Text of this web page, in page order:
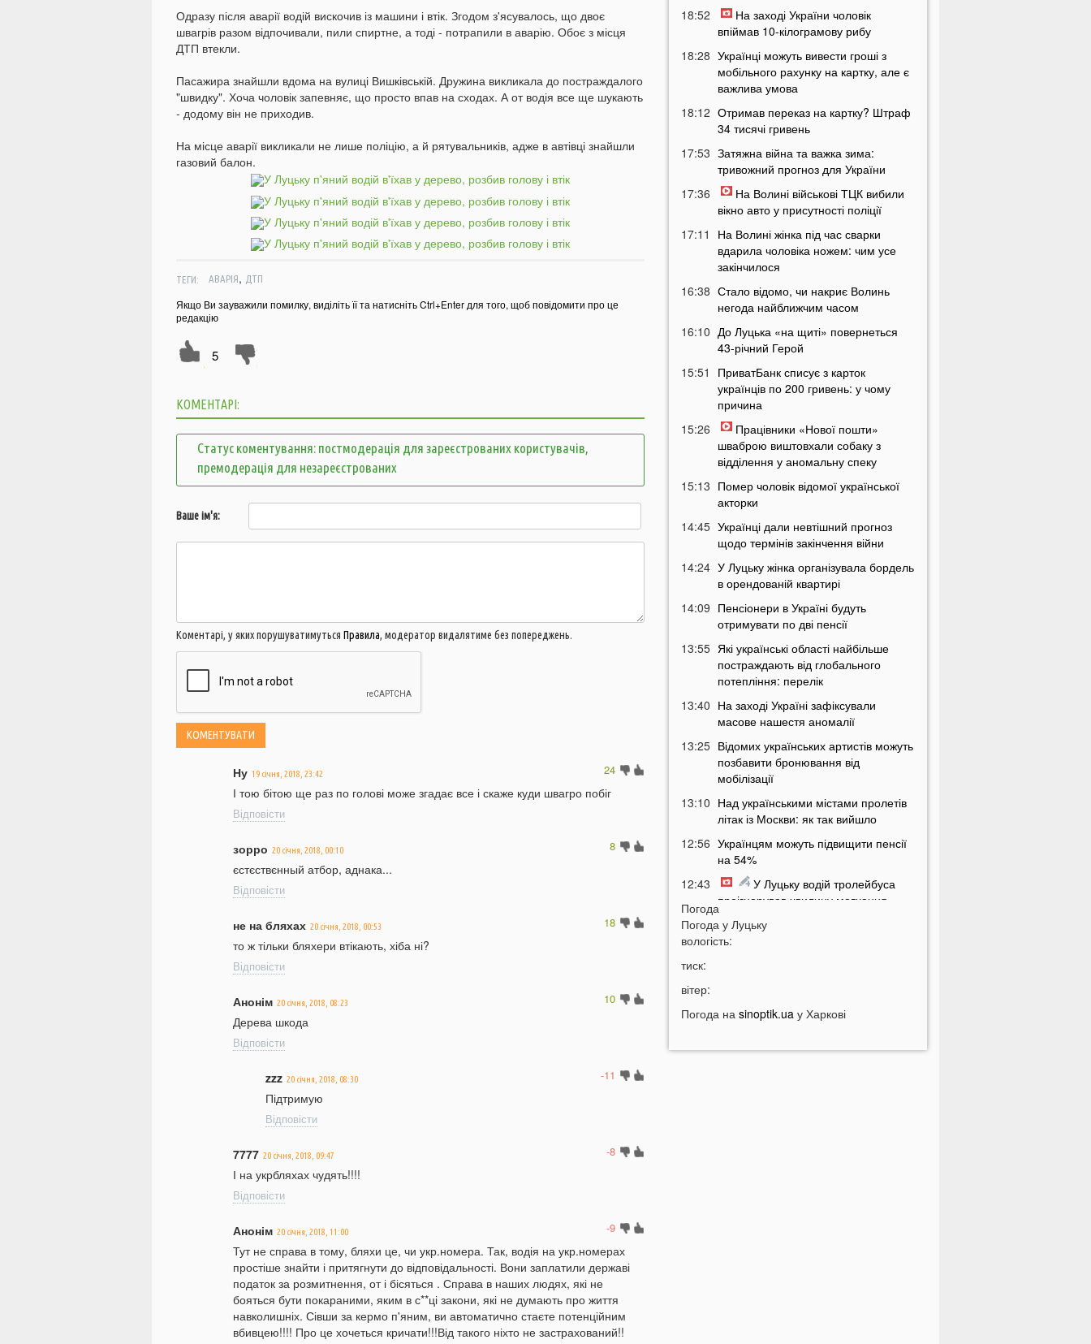
Одразу після аварії водій вискочив із машини і втік. Згодом з'ясувалось, що двоє
швагрів разом відпочивали, пили спиртне, а тоді - потрапили в аварію. Обоє з місця
ДТП втекли.
Пасажира знайшли вдома на вулиці Вишківській. Дружина викликала до постраждалого
"швидку". Хоча чоловік запевняє, що просто впав на сходах. А от водія все ще шукають
- додому він не приходив.
На місце аварії викликали не лише поліцію, а й рятувальників, адже в автівці знайшли
газовий балон.
ТЕГИ: АВАРІЯ, ДТП
Якщо Ви зауважили помилку, виділіть її та натисніть Ctrl+Enter для того, щоб повідомити про це
редакцію
5
КОМЕНТАРІ:
Статус коментування: постмодерація для зареєстрованих користувачів,
премодерація для незареєстрованих
Ваше ім'я:
Коментарі, у яких порушуватимуться Правила, модератор видалятиме без попереджень.
24
Ну 19 січня, 2018, 23:42
І тою бітою ще раз по голові може згадає все і скаже куди швагро побіг
Відповісти
8
зорро 20 січня, 2018, 00:10
єстєствєнный атбор, аднака...
Відповісти
18
не на бляхах 20 січня, 2018, 00:53
то ж тільки бляхери втікають, хіба ні?
Відповісти
10
Анонім 20 січня, 2018, 08:23
Дерева шкода
Відповісти
-11
zzz 20 січня, 2018, 08:30
Підтримую
Відповісти
-8
7777 20 січня, 2018, 09:47
І на укрбляхах чудять!!!!
Відповісти
-9
Анонім 20 січня, 2018, 11:00
Тут не справа в тому, бляхи це, чи укр.номера. Так, водія на укр.номерах
простіше знайти і притягнути до відповідальності. Вони заплатили державі
податок за розмитнення, от і бісяться . Справа в наших людях, які не
бояться бути покараними, яким в с**ці закони, які не думають про життя
навколишніх. Сівши за кермо п'яним, ви автоматично стаєте потенційним
вбивцею!!!! Про це хочеться кричати!!!Від такого ніхто не застрахований!!
18:52
На заході України чоловік
впіймав 10-кілограмову рибу
18:28 Українці можуть вивести гроші з
мобільного рахунку на картку, але є
важлива умова
18:12 Отримав переказ на картку? Штраф
34 тисячі гривень
17:53 Затяжна війна та важка зима:
тривожний прогноз для України
17:36
На Волині військові ТЦК вибили
вікно авто у присутності поліції
17:11
На Волині жінка під час сварки
вдарила чоловіка ножем: чим усе
закінчилося
16:38 Стало відомо, чи накриє Волинь
негода найближчим часом
16:10 До Луцька «на щиті» повернеться
43-річний Герой
15:51
ПриватБанк списує з карток
українців по 200 гривень: у чому
причина
15:26
Працівники «Нової пошти»
шваброю виштовхали собаку з
відділення у аномальну спеку
15:13 Помер чоловік відомої української
акторки
14:45 Українці дали невтішний прогноз
щодо термінів закінчення війни
14:24 У Луцьку жінка організувала бордель
в орендованій квартирі
14:09 Пенсіонери в Україні будуть
отримувати по дві пенсії
13:55 Які українські області найбільше
постраждають від глобального
потепління: перелік
13:40 На заході Україні зафіксували
масове нашестя аномалії
13:25 Відомих українських артистів можуть
позбавити бронювання від
мобілізації
13:10 Над українськими містами пролетів
літак із Москви: як так вийшло
12:56 Українцям можуть підвищити пенсії
на 54%
12:43
У Луцьку водій тролейбуса
проігнорував хвилину мовчання
12:26 На Волині від удару блискавки
загорілися дві споруди
12:07
Україні загрожує дефіцит води: які
регіони під загрозою
11:27 Чоловік кинув гранату в кабінет
Погода
Погода у Луцьку
вологість:
тиск:
вітер:
Погода на sinoptik.uaу Харкові